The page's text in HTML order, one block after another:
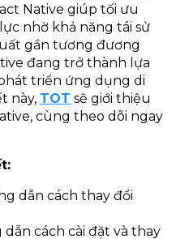
Native giúp tối ưu
nhờ khả năng tái sử
gần tương đương
đang trở thành lựa
triển ứng dụng di
này, TOT sẽ giới thiệu
cùng theo dõi ngay
dẫn cách thay đổi
dẫn cách cài đặt và thay